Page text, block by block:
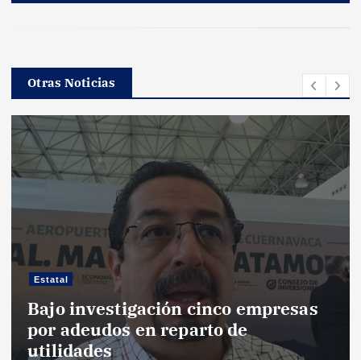
Otras Noticias
Estatal
Bajo investigación cinco empresas
por adeudos en reparto de
utilidades